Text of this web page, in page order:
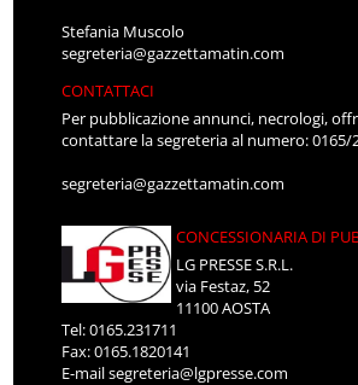
Stefania Muscolo
segreteria@gazzettamatin.com
CONTATTACI
Per pubblicazione annunci, necrologi,
contattare la segreteria al numero: 0165/
segreteria@gazzettamatin.com
CONCESSIONARIA DI
LG PRESSE S.R.L.
via Festaz, 52
11100 AOSTA
Tel: 0165.231711
Fax: 0165.1820141
E-mailsegreteria@lgpresse.com